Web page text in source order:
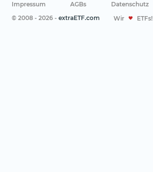
Impressum AGBs Datenschutz
© 2008 - 2026 - extraETF.com Wir ETFs!